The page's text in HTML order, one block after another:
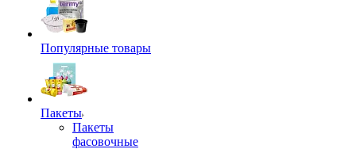
Популярные товары
Пакеты
Пакеты
фасовочные